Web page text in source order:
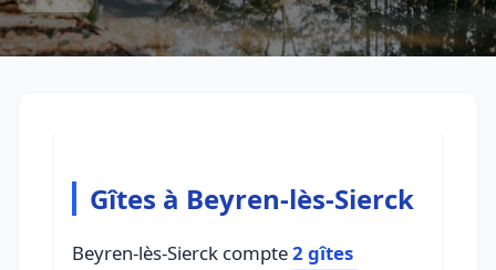
Gîtes à Beyren-lès-Sierck
Beyren-lès-Sierck compte2 gîtes